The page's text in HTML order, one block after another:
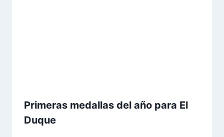
Primeras medallas del año para El
Duque